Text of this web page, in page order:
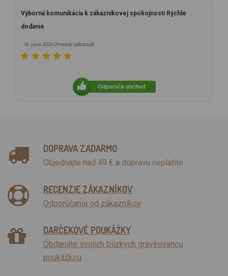
Výborná komunikácia k zákazníkovej spokojnosti Rýchle
dodanie
- 14. júna 2026Overený zákazník
DOPRAVA ZADARMO
Objednajte nad 49 € a dopravu neplatíte
RECENZIE ZÁKAZNÍKOV
Odporúčania od zákazníkov
DARČEKOVÉ POUKÁŽKY
Obdarujte svojich blízkych gravírovanou
poukážkou